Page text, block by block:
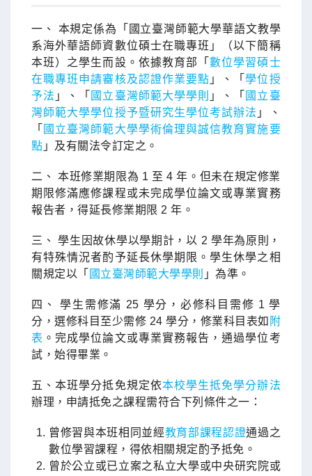
一、 本規定係為「國立臺灣師範大學華語文教學
系海外華語師資數位碩士在職專班」（以下簡稱
本班）之學生而設。依據教育部「數位學習碩士
在職專班申請審核及認證作業要點 」、「學位授
予法 」、「 國立臺灣師範大學學則 」、「 國立臺
灣師範大學學位授予暨研究生學位考試辦法 」、
「 國立臺灣師範大學學術倫理與誠信教育實施要
點 」及有關法令訂定之。
二、 本班修業期限為 1 至 4 年。但未在規定修業
期限修滿應修課程或未完成學位論文或專業實務
報告者，得延長修業期限 2 年。
三、 學生因故休學以學期計，以 2 學年為原則，
有特殊情況者酌予延長休學期限。學生休學之相
關規定以「 國立臺灣師範大學學則 」為準。
四、 學生需修滿 25 學分，必修科目需修 1 學
分，選修科目至少需修 24 學分，修業科目表如 附
表 。完成學位論文或專業實務報告，通過學位考
試，始得畢業。
五、本班學分抵免規定依本校學生抵免學分辦法
辦理，申請抵免之課程需符合下列條件之一：
曾修習與本班相同並經教育部課程認證通過之
數位學習課程，得依相關規定酌予抵免。
曾於公立或已立案之私立大學或中央研究院或